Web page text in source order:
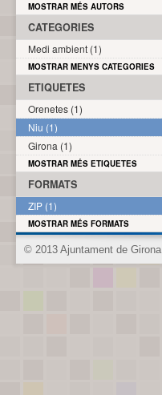
MOSTRAR MÉS AUTORS
CATEGORIES
Medi ambient (1)
MOSTRAR MENYS CATEGORIES
ETIQUETES
Orenetes (1)
Niu (1)
Girona (1)
MOSTRAR MÉS ETIQUETES
FORMATS
ZIP (1)
MOSTRAR MÉS FORMATS
© 2013 Ajuntament de Girona